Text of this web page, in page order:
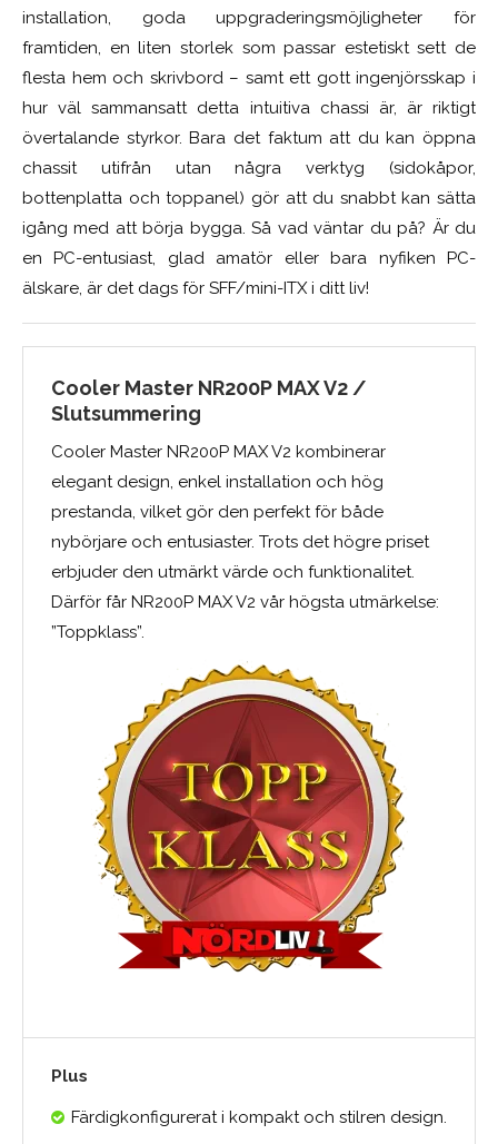
installation, goda uppgraderingsmöjligheter för
framtiden, en liten storlek som passar estetiskt sett de
flesta hem och skrivbord – samt ett gott ingenjörsskap i
hur väl sammansatt detta intuitiva chassi är, är riktigt
övertalande styrkor. Bara det faktum att du kan öppna
chassit utifrån utan några verktyg (sidokåpor,
bottenplatta och toppanel) gör att du snabbt kan sätta
igång med att börja bygga. Så vad väntar du på? Är du
en PC-entusiast, glad amatör eller bara nyfiken PC-
älskare, är det dags för SFF/mini-ITX i ditt liv!
Cooler Master NR200P MAX V2 /
Slutsummering
Cooler Master NR200P MAX V2 kombinerar
elegant design, enkel installation och hög
prestanda, vilket gör den perfekt för både
nybörjare och entusiaster. Trots det högre priset
erbjuder den utmärkt värde och funktionalitet.
Därför får NR200P MAX V2 vår högsta utmärkelse:
”Toppklass”.
Plus
Färdigkonfigurerat i kompakt och stilren design.